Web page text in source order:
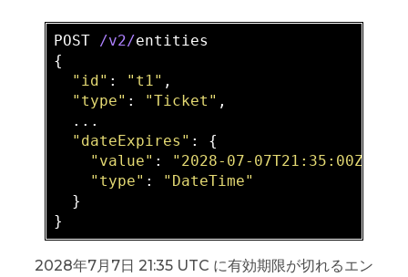
POST /v2/entities
{
"id" : "t1" ,
"type" : "Ticket" ,
  ...
"dateExpires" : {
"value" : "2028-07-07T21:35:00Z"
"type" :
"DateTime"
  }
2028年7月7日 21:35 UTC に有効期限が切れるエン